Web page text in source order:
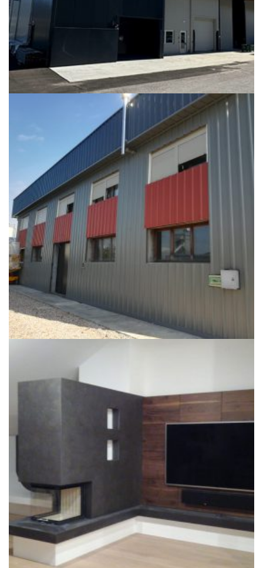
RISTRUTTURAZIONE CAPANNONE A VÒ (PD)
CON SMALTIMENTO AMIANTO
Edifici Industriali
ARMADESIGN – ARREDO DI INTERNI
Edifici abitatitivi